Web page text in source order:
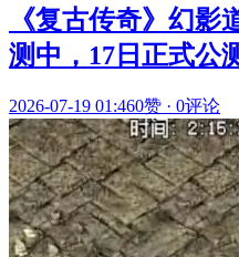
《复古传奇》幻影
测中，17日正式公
2026-07-19 01:460赞 · 0评论